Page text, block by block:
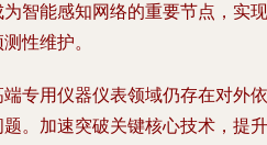
智能感知网络的重要节点，实现
性维护。
专用仪器仪表领域仍存在对外依
。加速突破关键核心技术，提升